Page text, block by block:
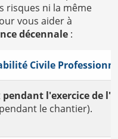
risques ni la même
vous aider à
décennale :
Civile
pendant l'exercice de
le chantier).